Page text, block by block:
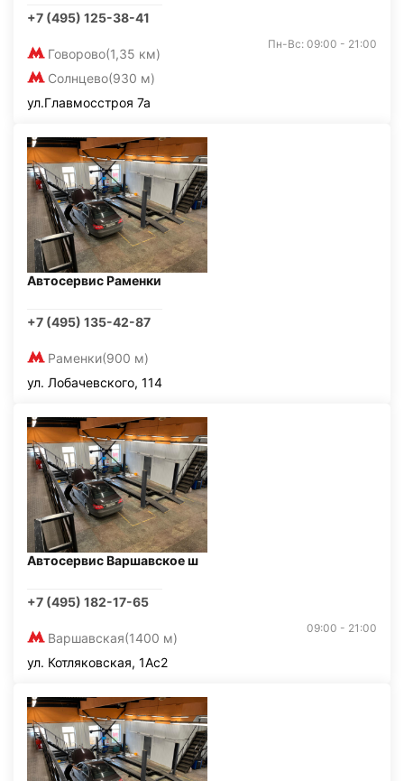
+7 (495) 125-38-41
Говорово(1,35 км)
Солнцево(930 м)
Пн-Вс: 09:00 - 21:00
ул.Главмосстроя 7а
Автосервис Раменки
+7 (495) 135-42-87
Раменки(900 м)
ул. Лобачевского, 114
Автосервис Варшавское ш
+7 (495) 182-17-65
Варшавская(1400 м)
09:00 - 21:00
ул. Котляковская, 1Ас2